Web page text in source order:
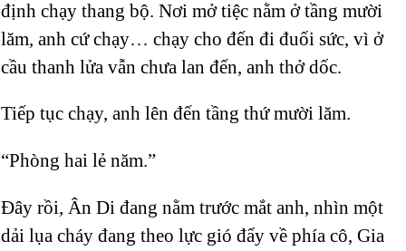
định chạy thang bộ. Nơi mở tiệc nằm ở tầng mười
lăm, anh cứ chạy… chạy cho đến đi đuối sức, vì ở
cầu thanh lửa vẫn chưa lan đến, anh thở dốc.
Tiếp tục chạy, anh lên đến tầng thứ mười lăm.
“Phòng hai lẻ năm.”
Đây rồi, Ân Di đang nằm trước mắt anh, nhìn một
dải lụa cháy đang theo lực gió đẩy về phía cô, Gia